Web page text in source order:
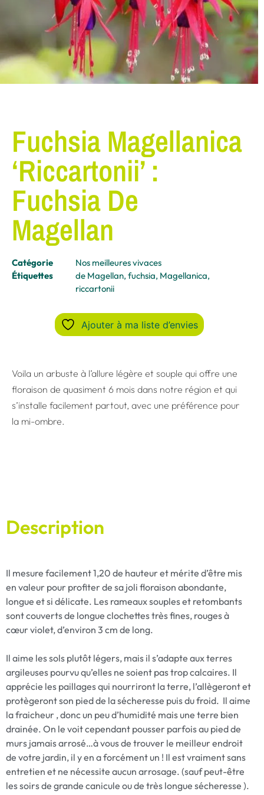
Fuchsia Magellanica
‘Riccartonii’ :
Fuchsia De
Magellan
Catégorie
Nos meilleures vivaces
Étiquettes
de Magellan, fuchsia, Magellanica,
riccartonii
Ajouter à ma liste d’envies
Voila un arbuste à l’allure légère et souple qui offre une
floraison de quasiment 6 mois dans notre région et qui
s’installe facilement partout, avec une préférence pour
la mi-ombre.
Description
Il mesure facilement 1,20 de hauteur et mérite d’être mis
en valeur pour profiter de sa joli floraison abondante,
longue et si délicate. Les rameaux souples et retombants
sont couverts de longue clochettes très fines, rouges à
cœur violet, d’environ 3 cm de long.
Il aime les sols plutôt légers, mais il s’adapte aux terres
argileuses pourvu qu’elles ne soient pas trop calcaires. Il
apprécie les paillages qui nourriront la terre, l’allègeront et
protègeront son pied de la sécheresse puis du froid. Il aime
la fraicheur , donc un peu d’humidité mais une terre bien
drainée. On le voit cependant pousser parfois au pied de
murs jamais arrosé…à vous de trouver le meilleur endroit
de votre jardin, il y en a forcément un ! Il est vraiment sans
entretien et ne nécessite aucun arrosage. (sauf peut-être
les soirs de grande canicule ou de très longue sécheresse ).